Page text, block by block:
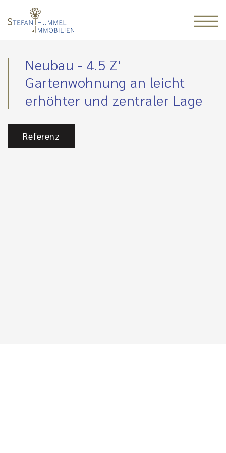
Neubau - 4.5 Z'
Gartenwohnung an leicht
erhöhter und zentraler Lage
Referenz